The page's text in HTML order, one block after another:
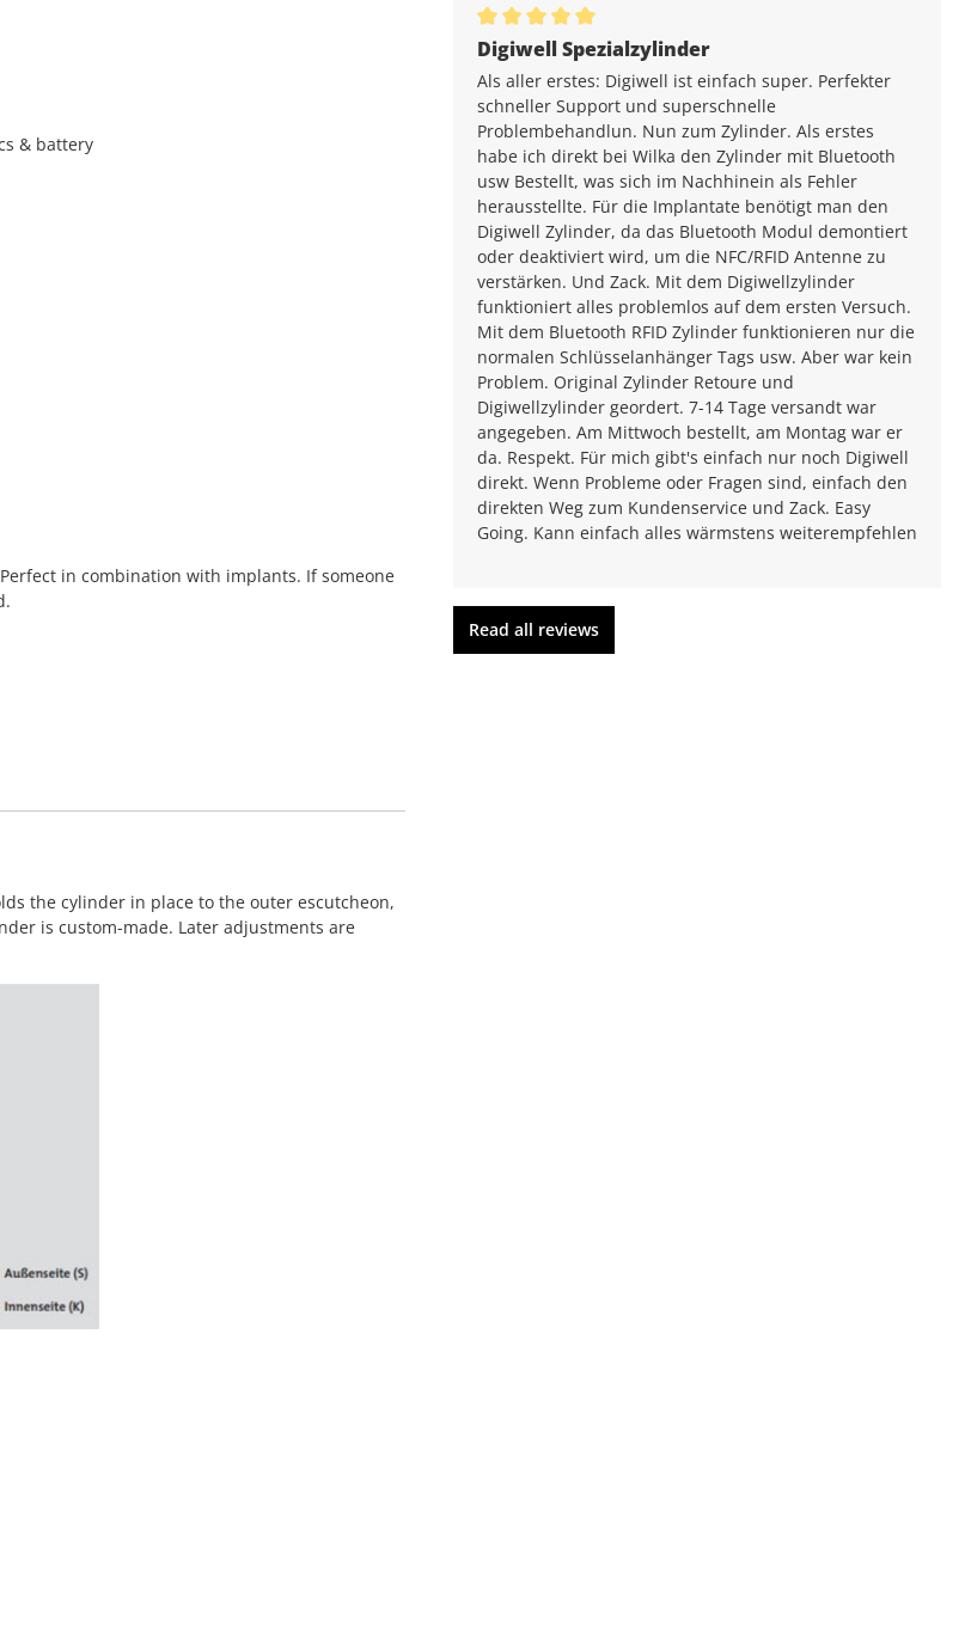
& battery
in combination with implants. If someone
the cylinder in place to the outer escutcheon,
is custom-made. Later adjustments are
Average rating of 5 out of 5 stars
Digiwell Spezialzylinder
Als aller erstes: Digiwell ist einfach super. Perfekter
schneller Support und superschnelle
Problembehandlun. Nun zum Zylinder. Als erstes
habe ich direkt bei Wilka den Zylinder mit Bluetooth
usw Bestellt, was sich im Nachhinein als Fehler
herausstellte. Für die Implantate benötigt man den
Digiwell Zylinder, da das Bluetooth Modul demontiert
oder deaktiviert wird, um die NFC/RFID Antenne zu
verstärken. Und Zack. Mit dem Digiwellzylinder
funktioniert alles problemlos auf dem ersten Versuch.
Mit dem Bluetooth RFID Zylinder funktionieren nur die
normalen Schlüsselanhänger Tags usw. Aber war kein
Problem. Original Zylinder Retoure und
Digiwellzylinder geordert. 7-14 Tage versandt war
angegeben. Am Mittwoch bestellt, am Montag war er
da. Respekt. Für mich gibt's einfach nur noch Digiwell
direkt. Wenn Probleme oder Fragen sind, einfach den
direkten Weg zum Kundenservice und Zack. Easy
Going. Kann einfach alles wärmstens weiterempfehlen
Read all reviews